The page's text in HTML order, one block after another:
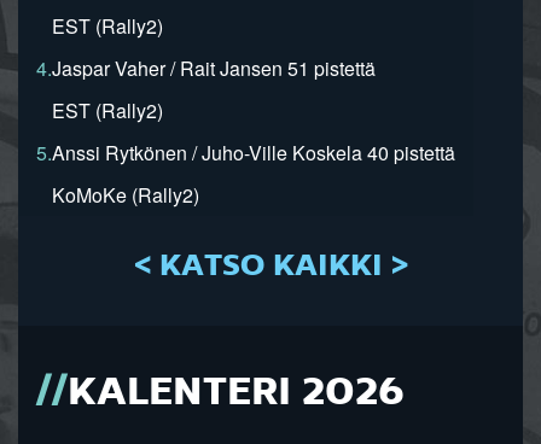
EST (Rally2)
4.Jaspar Vaher / Rait Jansen 51 pistettä
EST (Rally2)
5.Anssi Rytkönen / Juho-Ville Koskela 40 pistettä
KoMoKe (Rally2)
< KATSO KAIKKI >
KALENTERI 2026